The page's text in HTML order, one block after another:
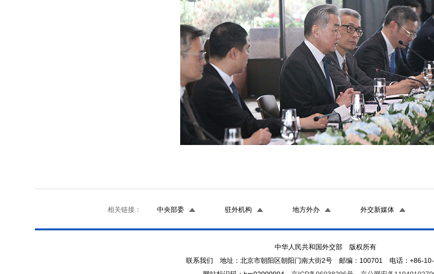
相关链接： 中央部委 驻外机构 地方外办 外交新媒体
中华人民共和国外交部 版权所有
联系我们 地址：北京市朝阳区朝阳门南大街2号 邮编：100701 电话：+86-